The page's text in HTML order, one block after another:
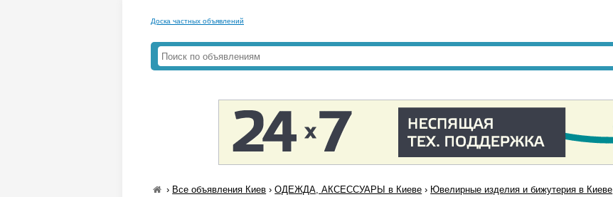
Доска частных объявлений
› Все объявления Киев ›ОДЕЖДА, АКСЕССУАРЫ в Киеве › Ювелирные изделия и бижутерия в Киеве